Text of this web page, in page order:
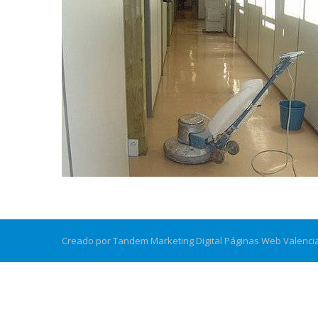
Creado por Tandem Marketing Digital Páginas Web